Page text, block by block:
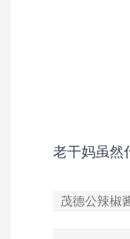
老干妈虽然
茂德公辣椒